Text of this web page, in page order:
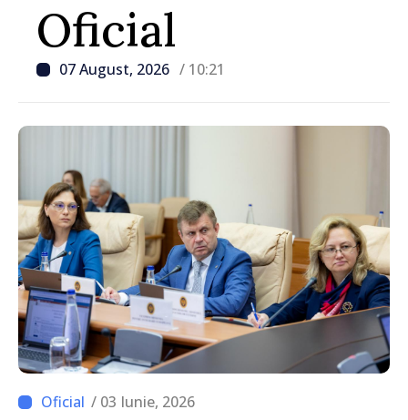
Oficial
07 August, 2026 / 10:21
/ 03 Iunie, 2026